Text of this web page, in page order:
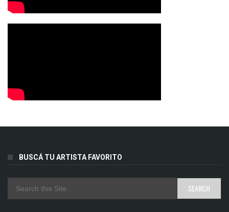
BUSCÁ TU ARTISTA FAVORITO